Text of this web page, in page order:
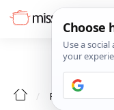
RECEPTI